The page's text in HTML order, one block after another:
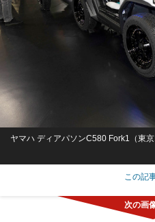
ヤマハ ディアパソンC580 Fork1（東
この記